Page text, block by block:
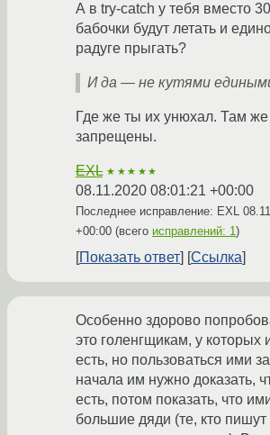
А в try-catch у тебя вместо
бабочки будут летать и
радуге прыгать?
И да — не кутями
Где же ты их унюхал. Там
запрещены.
EXL ★★★★★
08.11.2020 08:01:21 +00:00
Последнее исправление: EXL
+00:00 (всего исправлений: 1)
Показать ответ Ссылка
Особенно здорово
это голенгщикам, у которых
есть, но пользоваться ими
начала им нужно доказать,
есть, потом показать, что
большие дяди (те, кто